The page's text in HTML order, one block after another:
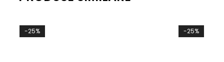
-25% -25%